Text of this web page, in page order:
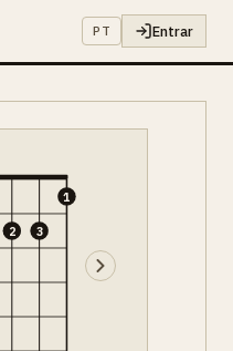
PT Entrar
2 3
1